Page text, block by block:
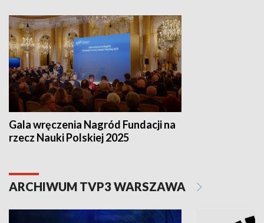
Gala wręczenia Nagród Fundacji na
rzecz Nauki Polskiej 2025
ARCHIWUM TVP3 WARSZAWA